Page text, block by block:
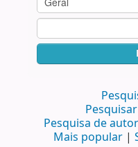
Pesquisa de
Mais popular